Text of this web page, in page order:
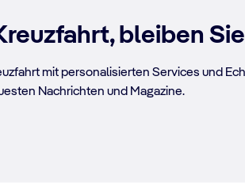
bleiben
mit personalisierten Services und
Nachrichten und Magazine.